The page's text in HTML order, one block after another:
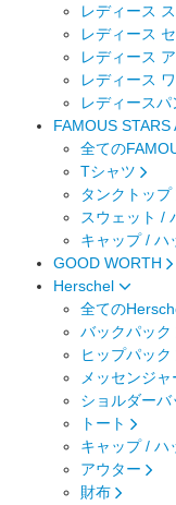
レディース
レディース
レディース
レディース
レディース
FAMOUS STARS
全ての
Tシャツ
タンクトップ
スウェット /
キャップ /
GOOD WORTH
Herschel
全ての
バックパック
ヒップパック
メッセンジ
ショルダー
トート
キャップ /
アウター
財布